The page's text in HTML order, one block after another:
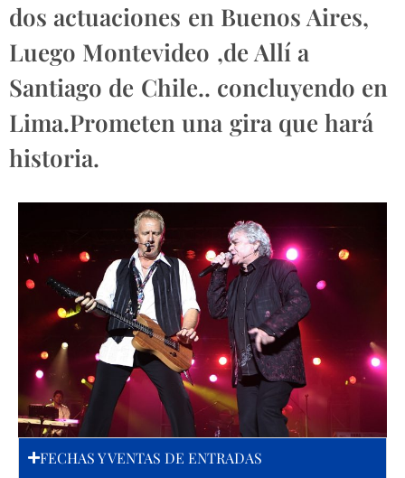
dos actuaciones en Buenos Aires,
Luego Montevideo ,de Allí a
Santiago de Chile.. concluyendo en
Lima.Prometen una gira que hará
historia.
FECHAS Y VENTAS DE ENTRADAS